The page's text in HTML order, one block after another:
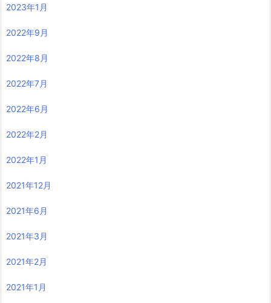
2023年1月
2022年9月
2022年8月
2022年7月
2022年6月
2022年2月
2022年1月
2021年12月
2021年6月
2021年3月
2021年2月
2021年1月